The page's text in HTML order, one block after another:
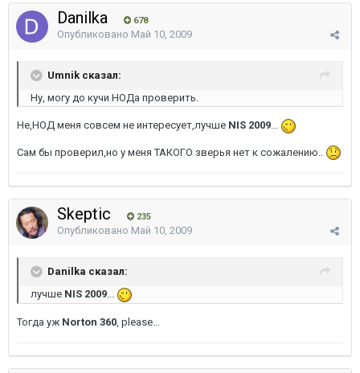
Danilka 678
Опубликовано Май 10, 2009
Umnik сказал:
Ну, могу до кучи НОДа проверить.
Не,НОД меня совсем не интересует,лучше NIS 2009...
Сам бы проверил,но у меня ТАКОГО зверья нет к сожалению..
Skeptic 235
Опубликовано Май 10, 2009
Danilka сказал:
лучше NIS 2009...
Тогда уж Norton 360 , please...